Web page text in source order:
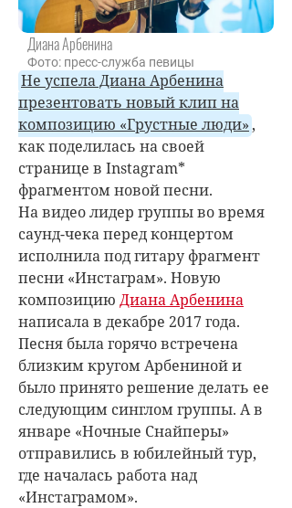
Диана Арбенина
Фото: пресс-служба певицы
Не успела Диана Арбенина
презентовать новый клип на
композицию «Грустные люди» ,
как поделилась на своей
странице в Instagram*
фрагментом новой песни.
На видео лидер группы во время
саунд-чека перед концертом
исполнила под гитару фрагмент
песни «Инстаграм». Новую
композицию Диана Арбенина
написала в декабре 2017 года.
Песня была горячо встречена
близким кругом Арбениной и
было принято решение делать ее
следующим синглом группы. А в
январе «Ночные Снайперы»
отправились в юбилейный тур,
где началась работа над
«Инстаграмом».